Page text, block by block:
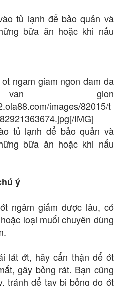
tủ lạnh để bảo quản và
bữa ăn hoặc khi nấu
ngam giam ngon dam da
gion
images/82015/t
IMG]
tủ lạnh để bảo quản và
bữa ăn hoặc khi nấu
ý
ngâm giấm được lâu, có
loại muối chuyên dùng
lát ớt, hãy cẩn thận để ớt
gây bỏng rát. Bạn cũng
tránh để tay bị bỏng do ớt